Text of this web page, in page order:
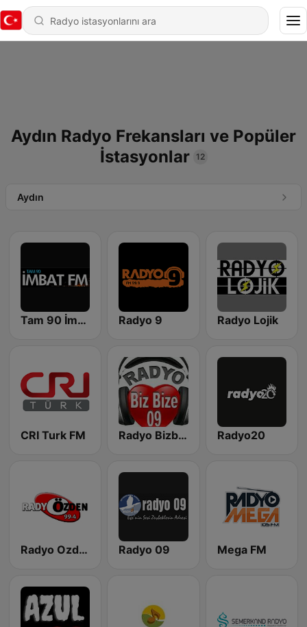
Aydın Radyo Frekansları ve Popüler
İstasyonlar
12
Aydın
Tam 90 İmbat FM Radyo 9 Radyo Lojik
CRI Turk FM Radyo Bizbize Radyo20
Radyo Ozden Radyo 09 Mega FM